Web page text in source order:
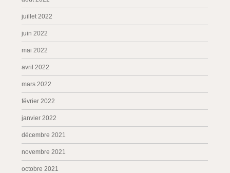
juillet 2022
juin 2022
mai 2022
avril 2022
mars 2022
février 2022
janvier 2022
décembre 2021
novembre 2021
octobre 2021